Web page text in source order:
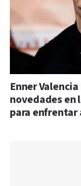
Enner
novedades en
para enfrentar